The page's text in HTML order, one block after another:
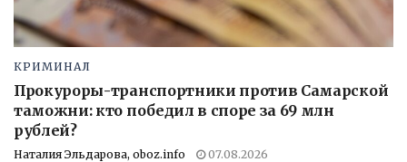
КРИМИНАЛ
Прокуроры-транспортники против Самарской
таможни: кто победил в споре за 69 млн
рублей?
Наталия Эльдарова, oboz.info 07.08.2026